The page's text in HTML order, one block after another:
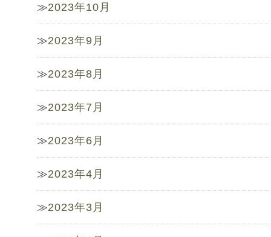
2023年10月
2023年9月
2023年8月
2023年7月
2023年6月
2023年4月
2023年3月